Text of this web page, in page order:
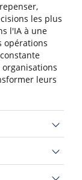
les plus
l'IA à une
opérations
leurs